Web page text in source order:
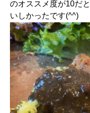
のオススメ度が10だ
いしかったです(^^)